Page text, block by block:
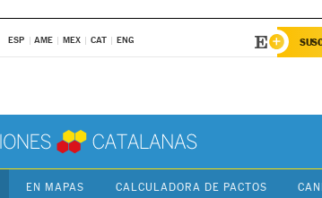
ESP AME MEX CAT ENG
EN MAPAS CALCULADORA DE PACTOS